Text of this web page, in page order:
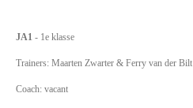
JA1 - 1e klasse
Trainers: Maarten Zwarter & Ferry van der Bilt
Coach: vacant